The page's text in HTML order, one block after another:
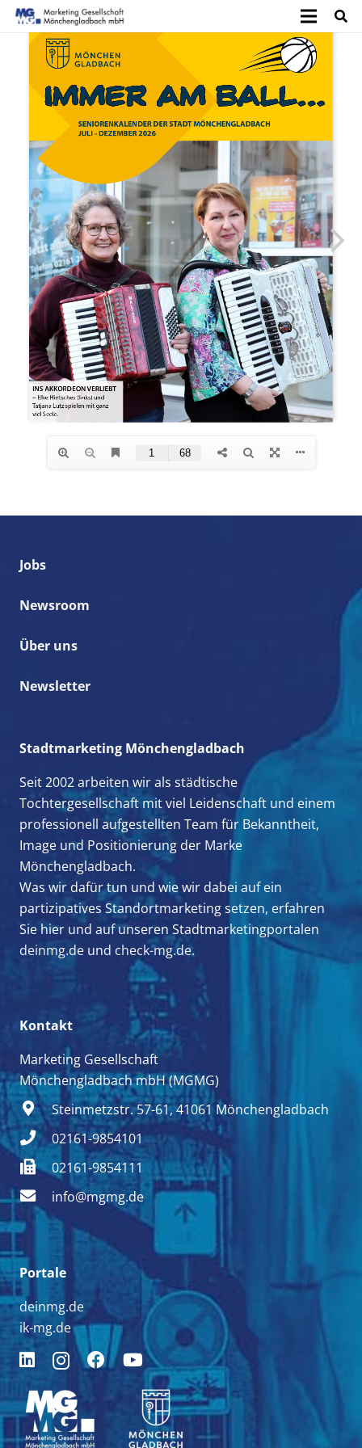
Jobs
Newsroom
Über uns
Newsletter
Stadtmarketing Mönchengladbach
Seit 2002 arbeiten wir als städtische
Tochtergesellschaft mit viel Leidenschaft und einem
professionell aufgestellten Team für Bekanntheit,
Image und Positionierung der Marke
Mönchengladbach.
Was wir dafür tun und wie wir dabei auf ein
partizipatives Standortmarketing setzen, erfahren
Sie hier und auf unseren Stadtmarketingportalen
deinmg.de und check-mg.de.
Kontakt
Marketing Gesellschaft
Mönchengladbach mbH (MGMG)
Steinmetzstr. 57-61, 41061 Mönchengladbach
02161-9854101
02161-9854111
info@mgmg.de
Portale
deinmg.de
ik-mg.de